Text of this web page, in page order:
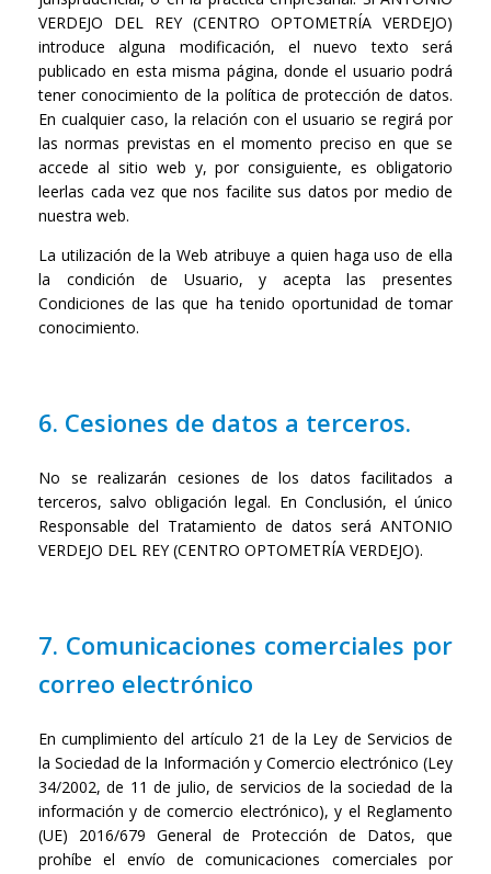
VERDEJO DEL REY (CENTRO OPTOMETRÍA VERDEJO)
introduce alguna modificación, el nuevo texto será
publicado en esta misma página, donde el usuario podrá
tener conocimiento de la política de protección de datos.
En cualquier caso, la relación con el usuario se regirá por
las normas previstas en el momento preciso en que se
accede al sitio web y, por consiguiente, es obligatorio
leerlas cada vez que nos facilite sus datos por medio de
nuestra web.
La utilización de la Web atribuye a quien haga uso de ella
la condición de Usuario, y acepta las presentes
Condiciones de las que ha tenido oportunidad de tomar
conocimiento.
6. Cesiones de datos a terceros.
No se realizarán cesiones de los datos facilitados a
terceros, salvo obligación legal. En Conclusión, el único
Responsable del Tratamiento de datos será ANTONIO
VERDEJO DEL REY (CENTRO OPTOMETRÍA VERDEJO).
7. Comunicaciones comerciales por
correo electrónico
En cumplimiento del artículo 21 de la Ley de Servicios de
la Sociedad de la Información y Comercio electrónico (Ley
34/2002, de 11 de julio, de servicios de la sociedad de la
información y de comercio electrónico), y el Reglamento
(UE) 2016/679 General de Protección de Datos, que
prohíbe el envío de comunicaciones comerciales por